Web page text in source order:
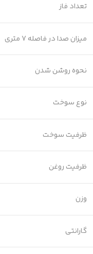
تعداد فاز
میزان صدا در فاصله 7 متری
نحوه روشن شدن
نوع سوخت
ظرفیت سوخت
ظرفیت روغن
وزن
گارانتی